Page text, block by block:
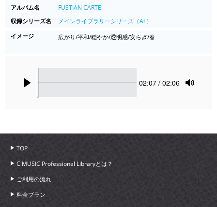
アルバム名
FUSTIAN CARTE
収録シリーズ名
メインライブラリーシリーズ（AL）
イメージ
広がり/平和/穏やか/透明感/安らぎ/春
Current
02:07 / 02:06
TOP
C MUSIC Professional Libraryとは？
ご利用の流れ
料金プラン